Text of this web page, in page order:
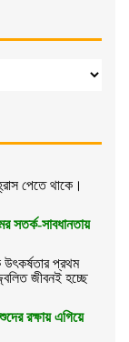
পেতে থাকে।
সতর্ক-সাবধানতায়
উৎকর্ষতার প্রথম
জীবনই হচ্ছে
রক্ষায় এগিয়ে